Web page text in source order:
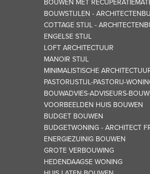
BOUWEN MET
BOUWSTIJLEN -
COTTAGE STIJL -
ENGELSE STIJL
LOFT ARCHITECTUUR
MANOIR STIJL
MINIMALISTISCHE
PASTORIJSTIJL-PASTORIJ-
BOUWADVIES-ADVISEURS-
VOORBEELDEN HUIS BOUWEN
BUDGET BOUWEN
BUDGETWONING - ARCHITECT
ENERGIEZUINIG BOUWEN
GROTE VERBOUWING
HEDENDAAGSE WONING